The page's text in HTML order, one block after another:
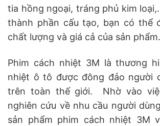
tia hồng ngoại, tráng phủ kim
thành phần cấu tạo, bạn có thể
chất lượng và giá cả của sản phẩm.
Phim cách nhiệt 3M là thương
nhiệt ô tô được đông đảo người
trên toàn thế giới. Nhờ vào
nghiên cứu về nhu cầu người
sản phẩm phim cách nhiệt 3M